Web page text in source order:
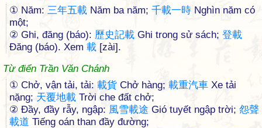
① Năm: 三年五載 Năm ba năm; 千載一時 Nghìn năm có
một;
② Ghi, đăng (báo): 歷史記載 Ghi trong sử sách; 登載
Đăng (báo). Xem 載 [zài].
Từ điển Trần Văn Chánh
① Chở, vận tải, tải: 載貨 Chở hàng; 載重汽車 Xe tải
nặng; 天覆地載 Trời che đất chở;
② Đầy, đầy rẫy, ngập: 風雪載途 Gió tuyết ngập trời; 怨聲
載道 Tiếng oán than đầy đường;